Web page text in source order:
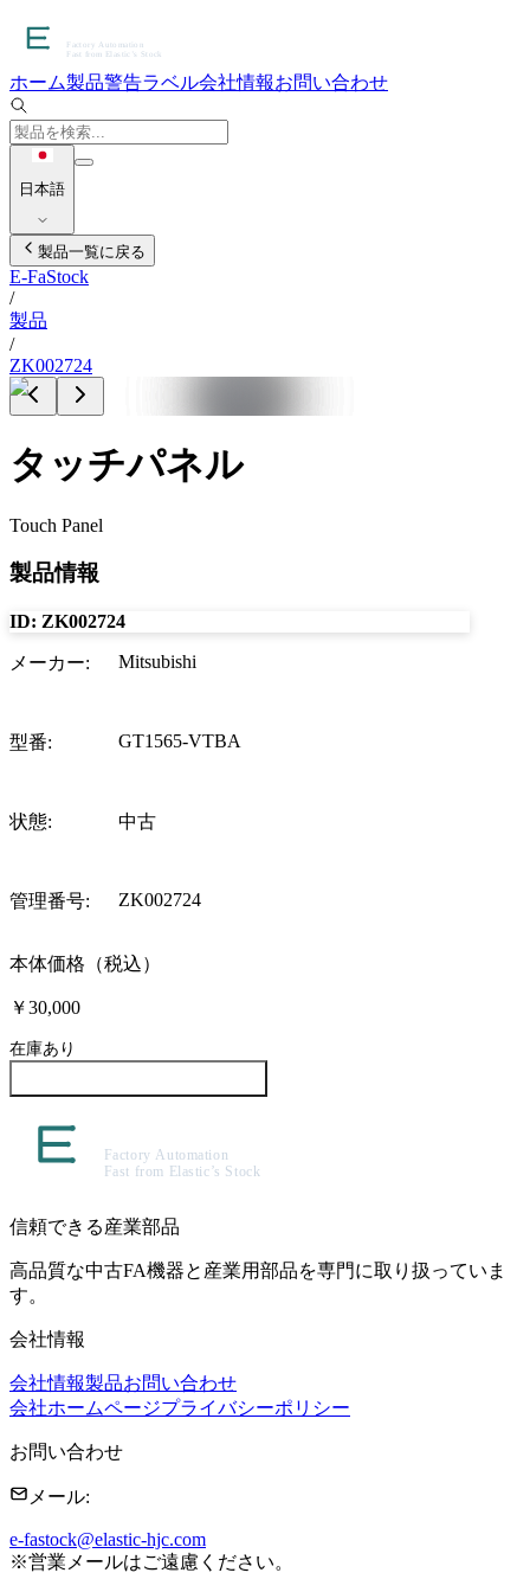
ホーム製品警告ラベル会社情報お問い合わせ
日本語
製品一覧に戻る
E-FaStock
/
製品
/
ZK002724
タッチパネル
Touch Panel
製品情報
ID: ZK002724
メーカー: Mitsubishi
型番: GT1565-VTBA
状態: 中古
管理番号: ZK002724
本体価格（税込）
￥30,000
在庫あり
信頼できる産業部品
高品質な中古FA機器と産業用部品を専門に取り扱っていま
す。
会社情報
会社情報製品お問い合わせ
会社ホームページプライバシーポリシー
お問い合わせ
メール:
e-fastock@elastic-hjc.com
※営業メールはご遠慮ください。